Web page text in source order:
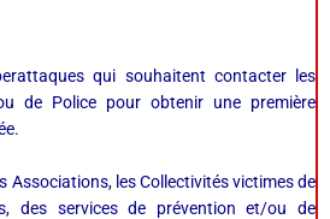
qui souhaitent contacter les
de Police pour obtenir une première
Associations, les Collectivités victimes de
des services de prévention et/ou de